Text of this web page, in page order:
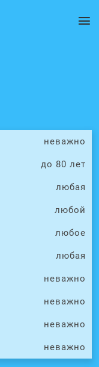
неважно
до 80 лет
любая
любой
любое
любая
неважно
неважно
неважно
неважно